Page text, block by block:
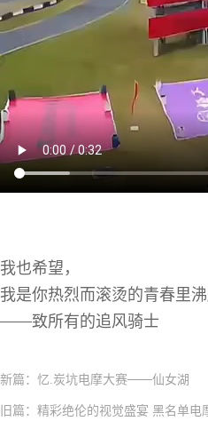
我也希望，
我是你热烈而滚烫的青春里沸
——致所有的追风骑士
新篇：忆.炭坑电摩大赛——仙女湖
旧篇：精彩绝伦的视觉盛宴 黑名单电